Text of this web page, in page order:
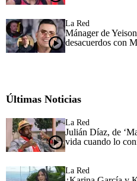
La Red
Mánager de
desacuerdos con
Últimas Noticias
La Red
Julián Díaz, de
vida cuando lo
La Red